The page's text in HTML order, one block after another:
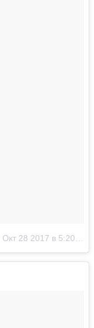
Окт 28 2017 в 5:20 PDT